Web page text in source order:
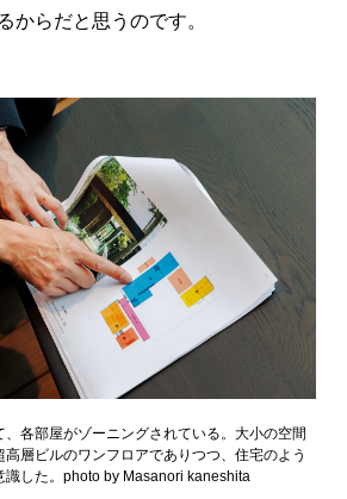
からだと思うのです。
、各部屋がゾーニングされている。大小の空間
層ビルのワンフロアでありつつ、住宅のよう
識した。photo by Masanori kaneshita